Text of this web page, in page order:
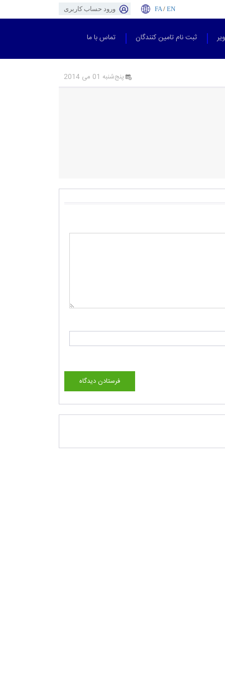
FA/ EN ورود حساب کاربری
ثبت نام تامین کنندگان تماس با ما
پنج‌شنبه 01 می 2014